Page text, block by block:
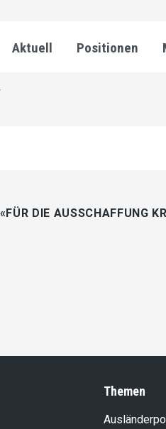
Aktuell Positionen
DIE AUSSCHAFFUNG
Themen